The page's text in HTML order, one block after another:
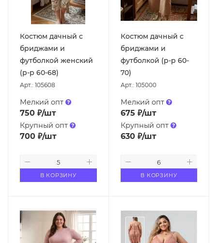
Костюм дачный с
бриджами и
футболкой женский
(р-р 60-68)
Арт.: 105608
Мелкий опт
750 ₽/шт
Крупный опт
700 ₽/шт
В КОРЗИНУ
Костюм дачный с
бриджами и
футболкой (р-р 60-
70)
Арт.: 105000
Мелкий опт
675 ₽/шт
Крупный опт
630₽/шт
В КОРЗИНУ